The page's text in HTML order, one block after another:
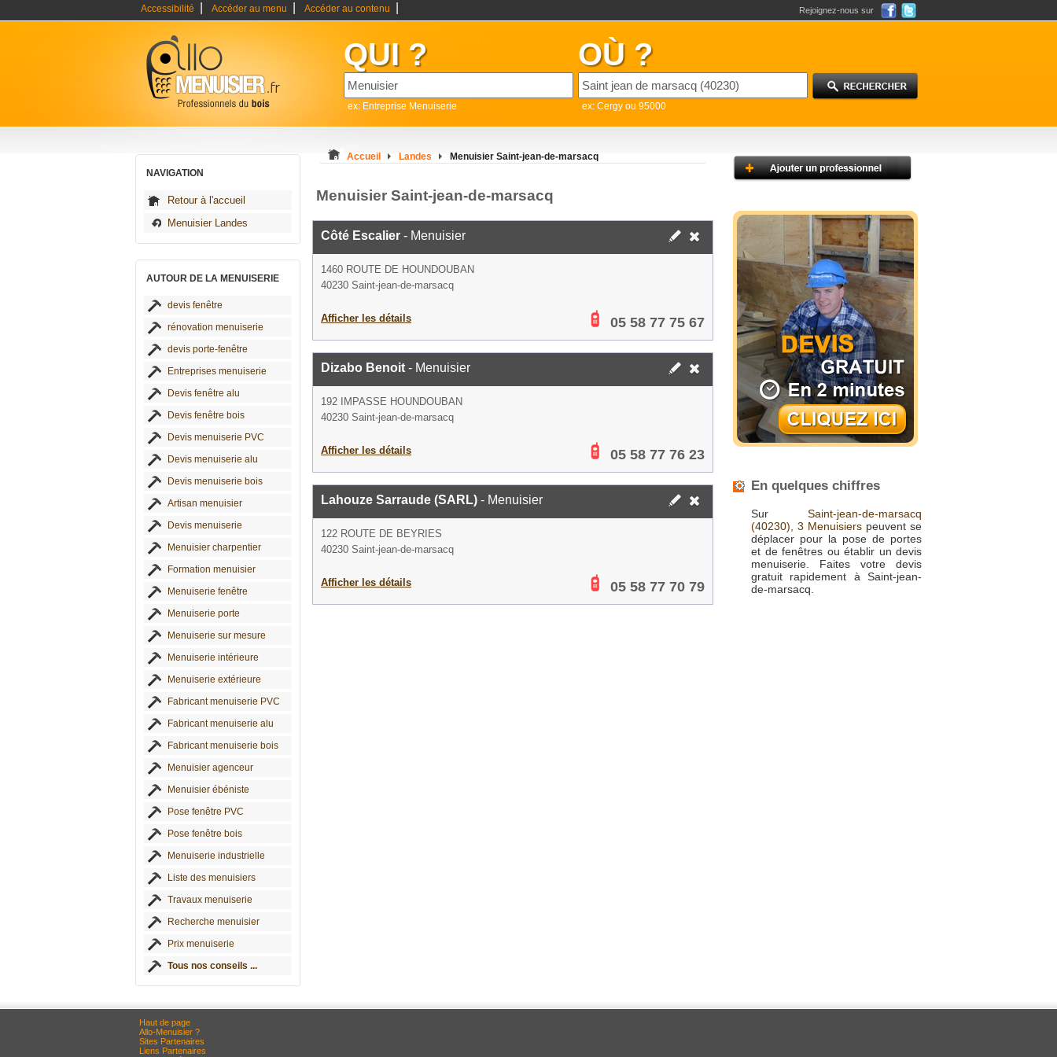
Accessibilité Accéder au menu Accéder au contenu Rejoignez-nous sur
QUI ?
ex: Entreprise Menuiserie
OÙ ?
ex: Cergy ou 95000
NAVIGATION
Retour à l'accueil
Menuisier Landes
AUTOUR DE LA MENUISERIE
devis fenêtre
rénovation menuiserie
devis porte-fenêtre
Entreprises menuiserie
Devis fenêtre alu
Devis fenêtre bois
Devis menuiserie PVC
Devis menuiserie alu
Devis menuiserie bois
Artisan menuisier
Devis menuiserie
Menuisier charpentier
Formation menuisier
Menuiserie fenêtre
Menuiserie porte
Menuiserie sur mesure
Menuiserie intérieure
Menuiserie extérieure
Fabricant menuiserie PVC
Fabricant menuiserie alu
Fabricant menuiserie bois
Menuisier agenceur
Menuisier ébéniste
Pose fenêtre PVC
Pose fenêtre bois
Menuiserie industrielle
Liste des menuisiers
Travaux menuiserie
Recherche menuisier
Prix menuiserie
Tous nos conseils ...
Accueil Landes Menuisier Saint-jean-de-marsacq
Menuisier Saint-jean-de-marsacq
Côté Escalier - Menuisier
1460 ROUTE DE HOUNDOUBAN
40230 Saint-jean-de-marsacq
Afficher les détails 05 58 77 75 67
Dizabo Benoit - Menuisier
192 IMPASSE HOUNDOUBAN
40230 Saint-jean-de-marsacq
Afficher les détails 05 58 77 76 23
Lahouze Sarraude (SARL) - Menuisier
122 ROUTE DE BEYRIES
40230 Saint-jean-de-marsacq
Afficher les détails 05 58 77 70 79
En quelques chiffres
Sur Saint-jean-de-marsacq
(40230), 3 Menuisiers peuvent se
déplacer pour la pose de portes
et de fenêtres ou établir un devis
menuiserie. Faites votre devis
gratuit rapidement à Saint-jean-
de-marsacq.
Haut de page
Allo-Menuisier ?
Sites Partenaires
Liens Partenaires